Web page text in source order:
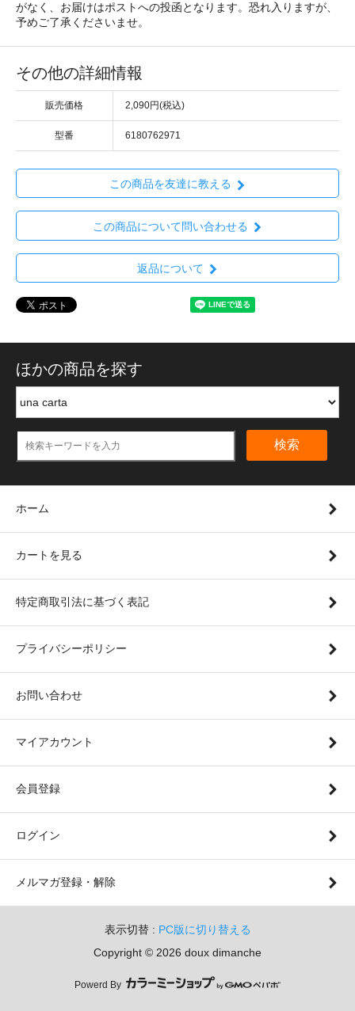
がなく、お届けはポストへの投函となります。恐れ入りますが、
予めご了承くださいませ。
その他の詳細情報
販売価格 2,090円(税込)
型番 6180762971
この商品を友達に教える
この商品について問い合わせる
返品について
ほかの商品を探す
検索
ホーム
カートを見る
特定商取引法に基づく表記
プライバシーポリシー
お問い合わせ
マイアカウント
会員登録
ログイン
メルマガ登録・解除
表示切替 : PC版に切り替える
Copyright © 2026 doux dimanche
Powerd By